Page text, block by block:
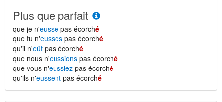
Plus que parfait
que je n'eusse pas écorché
que tu n'eusses pas écorché
qu'il n'eût pas écorché
que nous n'eussions pas écorché
que vous n'eussiez pas écorché
qu'ils n'eussent pas écorché